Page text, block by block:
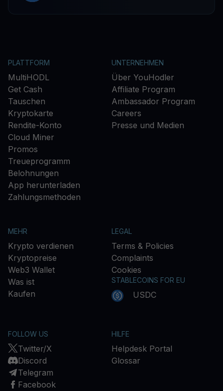
PLATTFORM
MultiHODL
Get Cash
Tauschen
Kryptokarte
Rendite-Konto
Cloud Miner
Promos
Treueprogramm
Belohnungen
App herunterladen
Zahlungsmethoden
UNTERNEHMEN
Über YouHodler
Affiliate Program
Ambassador Program
Careers
Presse und Medien
MEHR
Krypto verdienen
Kryptopreise
Web3 Wallet
Was ist
Kaufen
LEGAL
Terms & Policies
Complaints
Cookies
STABLECOINS FOR EU
USDC
FOLLOW US
Twitter/X
Discord
Telegram
Facebook
HILFE
Helpdesk Portal
Glossar